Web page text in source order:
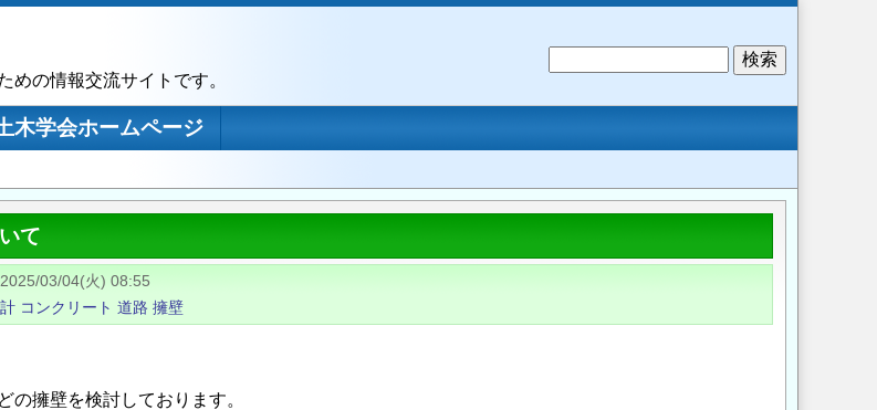
めの情報交流サイトです。
木学会ホームページ
て
2025/03/04(火) 08:55
コンクリート 道路 擁壁
の擁壁を検討しております。